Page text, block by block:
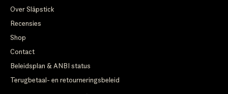
Over Släpstick
Recensies
Shop
Contact
Beleidsplan & ANBI status
Terugbetaal- en retourneringsbeleid